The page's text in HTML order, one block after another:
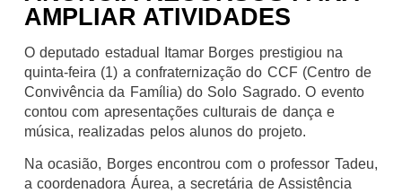
AMPLIAR ATIVIDADES
O deputado estadual Itamar Borges prestigiou na
quinta-feira (1) a confraternização do CCF (Centro de
Convivência da Família) do Solo Sagrado. O evento
contou com apresentações culturais de dança e
música, realizadas pelos alunos do projeto.
Na ocasião, Borges encontrou com o professor Tadeu,
a coordenadora Áurea, a secretária de Assistência